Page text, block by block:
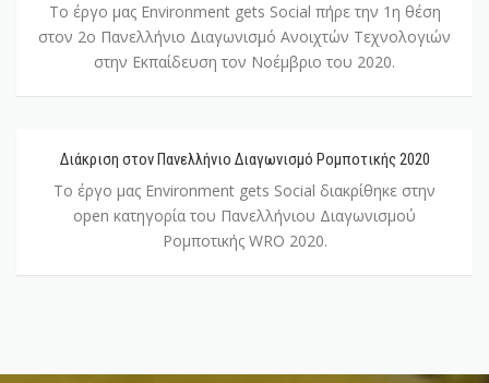
στην
εκπαίδευση
Το έργο μας Environment gets Social πήρε την 1η θέση
στον 2ο Πανελλήνιο Διαγωνισμό Ανοιχτών Τεχνολογιών
στην Εκπαίδευση τον Νοέμβριο του 2020.
Διάκριση
στον
Πανελλήνιο
Διαγωνισμό
Διάκριση στον Πανελλήνιο Διαγωνισμό Ρομποτικής 2020
Το έργο μας Environment gets Social διακρίθηκε στην
open κατηγορία του Πανελλήνιου Διαγωνισμού
Ρομποτικής WRO 2020.